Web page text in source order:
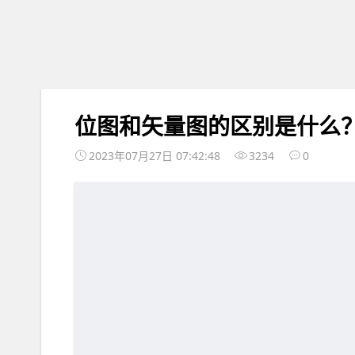
位图和矢量图的区别是什么
2023年07月27日 07:42:48 3234 0